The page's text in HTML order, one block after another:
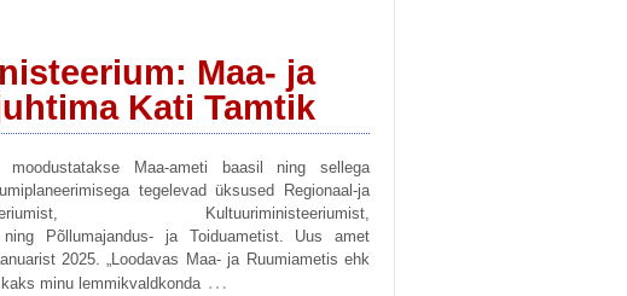
Maa- ja
Kati Tamtik
moodustatakse Maa-ameti baasil ning sellega
tegelevad üksused Regionaal-ja
Kultuuriministeeriumist,
ning Põllumajandus- ja Toiduametist. Uus amet
2025. „Loodavas Maa- ja Ruumiametis ehk
minu lemmikvaldkonda …